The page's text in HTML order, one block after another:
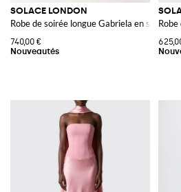
SOLACE LONDON
Robe de soirée longue Gabriela en satin
740,00 €